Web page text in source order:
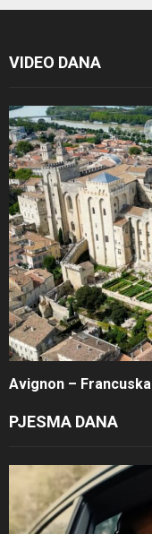
VIDEO DANA
Avignon – Francuska
PJESMA DANA